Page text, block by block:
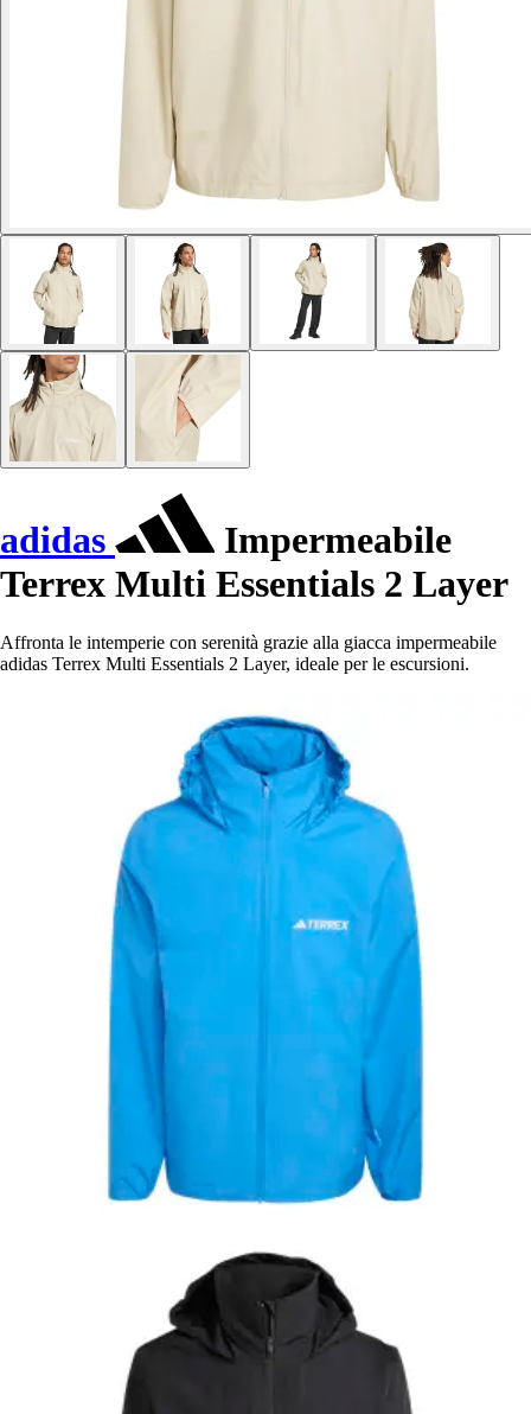
adidas
Impermeabile
Terrex Multi Essentials 2 Layer
Affronta le intemperie con serenità grazie alla giacca impermeabile
adidas Terrex Multi Essentials 2 Layer, ideale per le escursioni.